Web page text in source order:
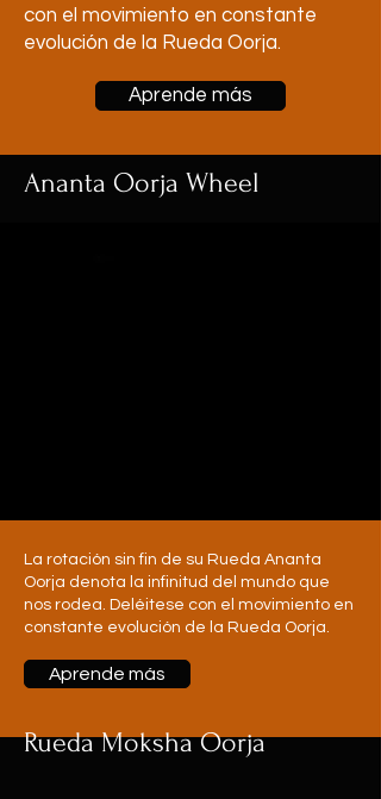
con el movimiento en constante
evolución de la Rueda Oorja.
Aprende más
Ananta Oorja Wheel
La rotación sin fin de su Rueda Ananta
Oorja denota la infinitud del mundo que
nos rodea. Deléitese con el movimiento en
constante evolución de la Rueda Oorja.
Aprende más
Rueda Moksha Oorja